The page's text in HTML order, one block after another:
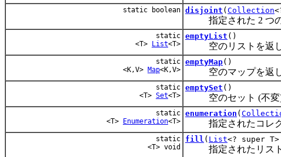
static boolean disjoint ( Collection
指定された 2 つの
static
<T> List<T>
emptyList ()
空のリストを返し
static
<K,V> Map<K,V>
emptyMap()
空のマップを返し
static
<T> Set<T>
emptySet ()
空のセット (不変)
static
<T> Enumeration<T>
enumeration (
指定されたコレク
static
<T> void
fill ( List<? super
指定されたリスト